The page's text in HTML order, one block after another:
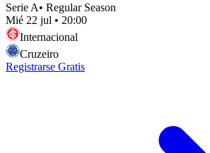
Serie A• Regular Season
Mié 22 jul • 20:00
Internacional
Cruzeiro
Registrarse Gratis